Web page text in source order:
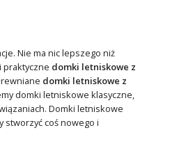
Nie ma nic lepszego niż
praktyczne domki letniskowe z
domki letniskowe z
domki letniskowe klasyczne,
Domki letniskowe
stworzyć coś nowego i